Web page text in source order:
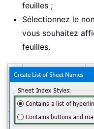
feuilles ;
Sélectionnez le
vous souhaitez
feuilles.